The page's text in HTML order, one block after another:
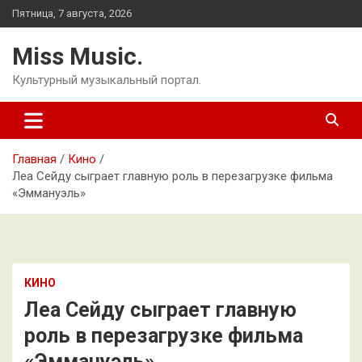
Перейти
к
Пятница, 7 августа, 2026
Miss Music.
Культурный музыкальный портал.
Главная
Кино
Леа Сейду сыграет главную роль в перезагрузке фильма
«Эммануэль»
КИНО
Леа Сейду сыграет главную
роль в перезагрузке фильма